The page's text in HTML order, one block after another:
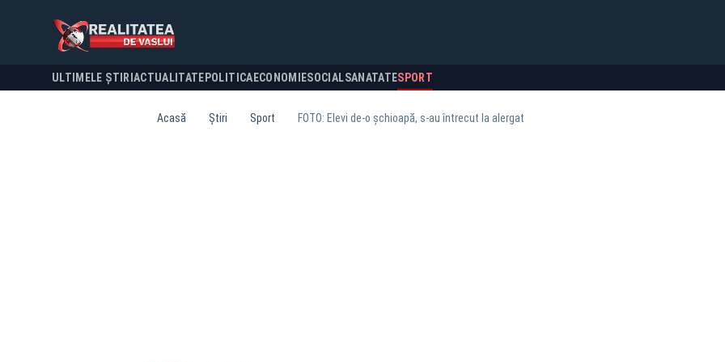
ULTIMELE ȘTIRI ACTUALITATE POLITICA ECONOMIESOCIALSANATATESPORT
Acasă Știri Sport FOTO: Elevi de-o șchioapă, s-au întrecut la alergat